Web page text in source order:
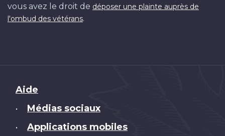
vous avez le droit de déposer une plainte auprès de
l'ombud des vétérans.
Brand
Aide
• Médias sociaux
• Applications mobiles